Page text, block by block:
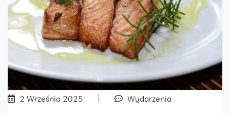
2 Września 2025 Wydarzenia